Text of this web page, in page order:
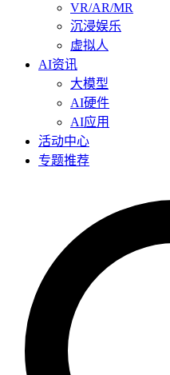
VR/AR/MR
沉浸娱乐
虚拟人
AI资讯
大模型
AI硬件
AI应用
活动中心
专题推荐